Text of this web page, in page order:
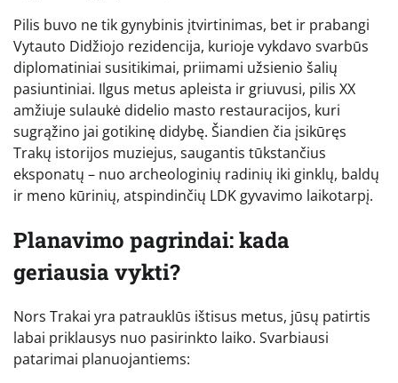
Pilis buvo ne tik gynybinis įtvirtinimas, bet ir prabangi
Vytauto Didžiojo rezidencija, kurioje vykdavo svarbūs
diplomatiniai susitikimai, priimami užsienio šalių
pasiuntiniai. Ilgus metus apleista ir griuvusi, pilis XX
amžiuje sulaukė didelio masto restauracijos, kuri
sugrąžino jai gotikinę didybę. Šiandien čia įsikūręs
Trakų istorijos muziejus, saugantis tūkstančius
eksponatų – nuo archeologinių radinių iki ginklų, baldų
ir meno kūrinių, atspindinčių LDK gyvavimo laikotarpį.
Planavimo pagrindai: kada
geriausia vykti?
Nors Trakai yra patrauklūs ištisus metus, jūsų patirtis
labai priklausys nuo pasirinkto laiko. Svarbiausi
patarimai planuojantiems: